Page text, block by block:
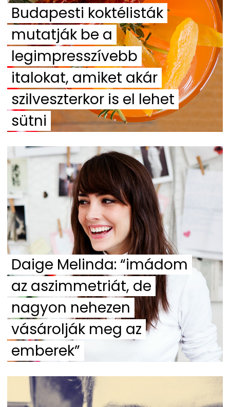
Budapesti koktélisták
mutatják be a
legimpresszívebb
italokat, amiket akár
szilveszterkor is el lehet
sütni
Daige Melinda: “imádom
az aszimmetriát, de
nagyon nehezen
vásárolják meg az
emberek”